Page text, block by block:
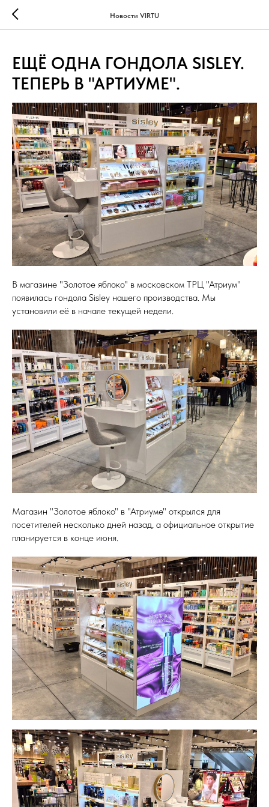
Новости VIRTU
ЕЩЁ ОДНА ГОНДОЛА SISLEY.
ТЕПЕРЬ В "АРТИУМЕ".
В магазине "Золотое яблоко" в московском ТРЦ "Атриум"
появилась гондола Sisley нашего производства. Мы
установили её в начале текущей недели.
Магазин "Золотое яблоко" в "Атриуме" открылся для
посетителей несколько дней назад, а официальное открытие
планируется в конце июня.